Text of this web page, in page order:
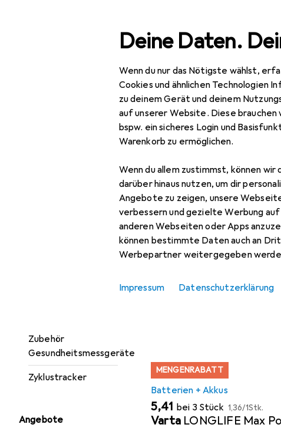
Deine Daten.
Wenn du nur das Nötigste wählst,
Cookies und ähnlichen Technologien
zu deinem Gerät und deinem
auf unserer Website. Diese brauchen
bspw. ein sicheres Login und
Warenkorb zu ermöglichen.
Wenn du allem zustimmst, können wir
darüber hinaus nutzen, um dir
Angebote zu zeigen, unsere
verbessern und gezielte Werbung auf
anderen Webseiten oder Apps
können bestimmte Daten auch an
Werbepartner weitergegeben
Impressum Datenschutzerklärung
Navigation nach Kategorien
Gesundheitsmessgeräte
Zubehör
Gesundheitsmessgeräte
Zyklustracker
Angebote
Gesamtsortiment Beauty
Zubehör für
Sortieren nach:Relevanz
MENGENRABATT
Batterien + Akkus
EUR
5,41 bei 3 Stück EUR
1,36/1Stk.
Varta LONGLIFE Max